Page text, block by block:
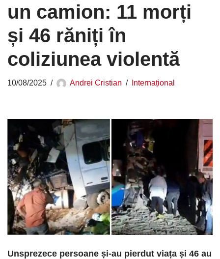
un camion: 11 morți
și 46 răniți în
coliziunea violentă
10/08/2025 Andrei Cristian Internațional
Unsprezece persoane și-au pierdut viața și 46 au